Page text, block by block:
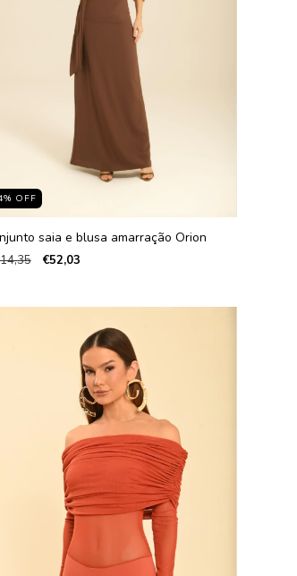
% OFF
saia e blusa amarração Orion
€52,03